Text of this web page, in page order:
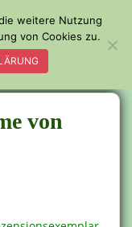
von
weitere Nutzung
von Cookies zu.